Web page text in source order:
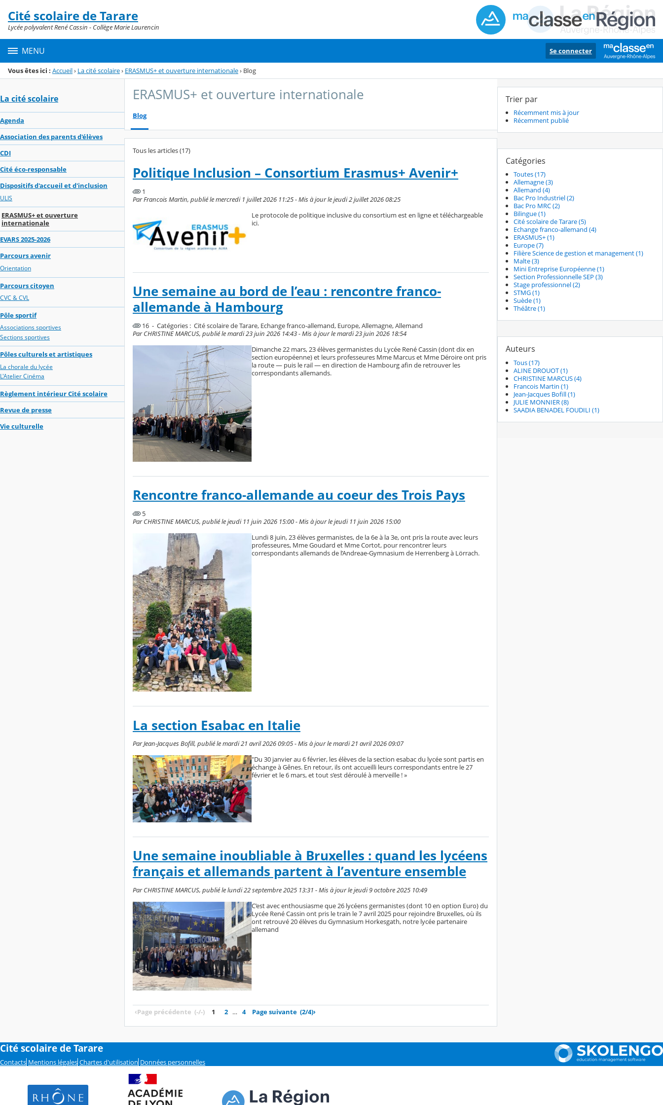
Menu de la rubrique
Contenu
Cité scolaire de Tarare
Lycée polyvalent René Cassin - Collège Marie Laurencin
MENU Se connecter
Vous êtes ici : Accueil› La cité scolaire› ERASMUS+ et ouverture internationale› Blog
La cité scolaire
Agenda
Association des parents d'élèves
CDI
Cité éco-responsable
Dispositifs d'accueil et d'inclusion
ULIS
ERASMUS+ et ouverture
internationale
EVARS 2025-2026
Parcours avenir
Orientation
Parcours citoyen
CVC & CVL
Pôle sportif
Associations sportives
Sections sportives
Pôles culturels et artistiques
La chorale du lycée
L'Atelier Cinéma
Règlement intérieur Cité scolaire
Revue de presse
Vie culturelle
ERASMUS+ et ouverture internationale
Blog
Tous les articles (17)
Politique Inclusion – Consortium Erasmus+ Avenir+
1
Par Francois Martin, publié le mercredi 1 juillet 2026 11:25 - Mis à jour le jeudi 2 juillet 2026 08:25
Le protocole de politique inclusive du consortium est en ligne et téléchargeable
ici.
Une semaine au bord de l’eau : rencontre franco-
allemande à Hambourg
16 - Catégories : Cité scolaire de Tarare, Echange franco-allemand, Europe, Allemagne, Allemand
Par CHRISTINE MARCUS, publié le mardi 23 juin 2026 14:43 - Mis à jour le mardi 23 juin 2026 18:54
Dimanche 22 mars, 23 élèves germanistes du Lycée René Cassin (dont dix en
section européenne) et leurs professeures Mme Marcus et Mme Déroire ont pris
la route — puis le rail — en direction de Hambourg afin de retrouver les
correspondants allemands.
Rencontre franco-allemande au coeur des Trois Pays
5
Par CHRISTINE MARCUS, publié le jeudi 11 juin 2026 15:00 - Mis à jour le jeudi 11 juin 2026 15:00
Lundi 8 juin, 23 élèves germanistes, de la 6e à la 3e, ont pris la route avec leurs
professeures, Mme Goudard et Mme Cortot, pour rencontrer leurs
correspondants allemands de l’Andreae-Gymnasium de Herrenberg à Lörrach.
La section Esabac en Italie
Par Jean-Jacques Bofill, publié le mardi 21 avril 2026 09:05 - Mis à jour le mardi 21 avril 2026 09:07
"Du 30 janvier au 6 février, les élèves de la section esabac du lycée sont partis en
échange à Gênes. En retour, ils ont accueilli leurs correspondants entre le 27
février et le 6 mars, et tout s’est déroulé à merveille ! »
Une semaine inoubliable à Bruxelles : quand les lycéens
français et allemands partent à l’aventure ensemble
Par CHRISTINE MARCUS, publié le lundi 22 septembre 2025 13:31 - Mis à jour le jeudi 9 octobre 2025 10:49
C’est avec enthousiasme que 26 lycéens germanistes (dont 10 en option Euro) du
Lycée René Cassin ont pris le train le 7 avril 2025 pour rejoindre Bruxelles, où ils
ont retrouvé 20 élèves du Gymnasium Horkesgath, notre lycée partenaire
allemand
‹Page précédente (-/-) 1 2 … 4 Page suivante (2/4)›
Trier par
Récemment mis à jour
Récemment publié
Catégories
Toutes (17)
Allemagne (3)
Allemand (4)
Bac Pro Industriel (2)
Bac Pro MRC (2)
Bilingue (1)
Cité scolaire de Tarare (5)
Echange franco-allemand (4)
ERASMUS+ (1)
Europe (7)
Filière Science de gestion et management (1)
Malte (3)
Mini Entreprise Européenne (1)
Section Professionnelle SEP (3)
Stage professionnel (2)
STMG (1)
Suède (1)
Théâtre (1)
Auteurs
Tous (17)
ALINE DROUOT (1)
CHRISTINE MARCUS (4)
Francois Martin (1)
Jean-Jacques Bofill (1)
JULIE MONNIER (8)
SAADIA BENADEL FOUDILI (1)
Cité scolaire de Tarare
Contacts Mentions légales Chartes d'utilisation Données personnelles